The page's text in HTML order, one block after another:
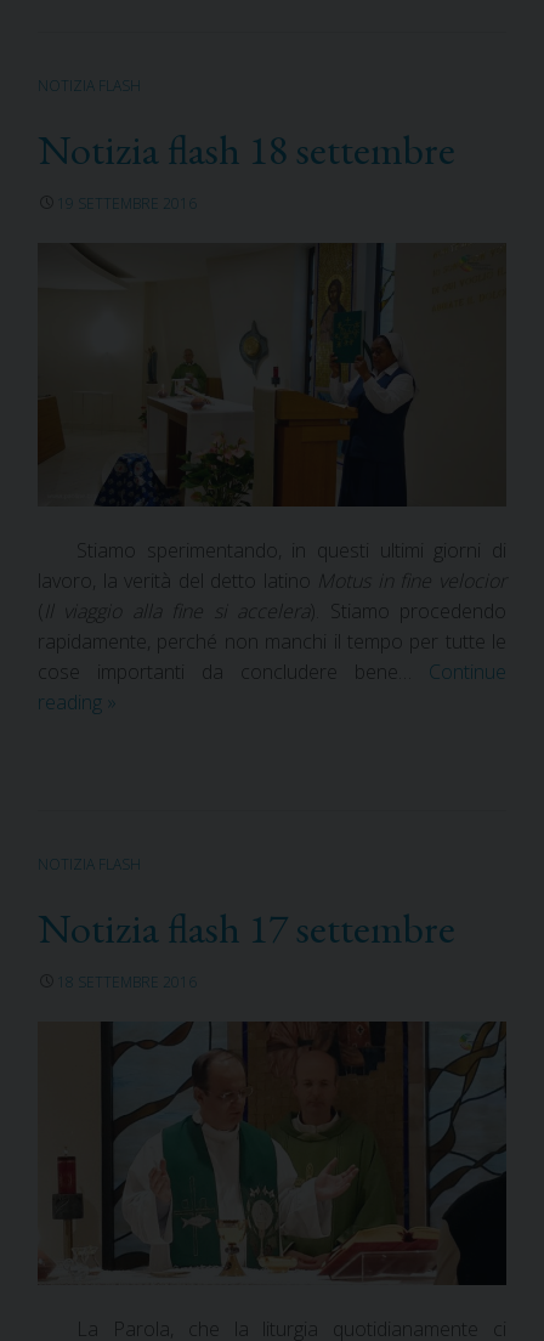
NOTIZIA FLASH
Notizia flash 18 settembre
19 SETTEMBRE 2016
Stiamo sperimentando, in questi ultimi giorni di
lavoro, la verità del detto latino
Motus in fine velocior
Il viaggio alla fine si accelera
). Stiamo procedendo
rapidamente, perché non manchi il tempo per tutte le
cose importanti da concludere bene… Continue
reading »
NOTIZIA FLASH
Notizia flash 17 settembre
18 SETTEMBRE 2016
La Parola, che la liturgia quotidianamente ci